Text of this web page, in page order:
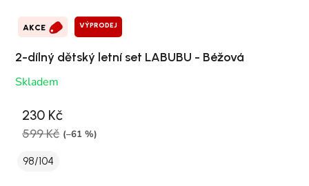
AKCE VÝPRODEJ
2-dílný dětský letní set LABUBU - Béžová
Skladem
230 Kč
599 Kč (–61 %)
98/104